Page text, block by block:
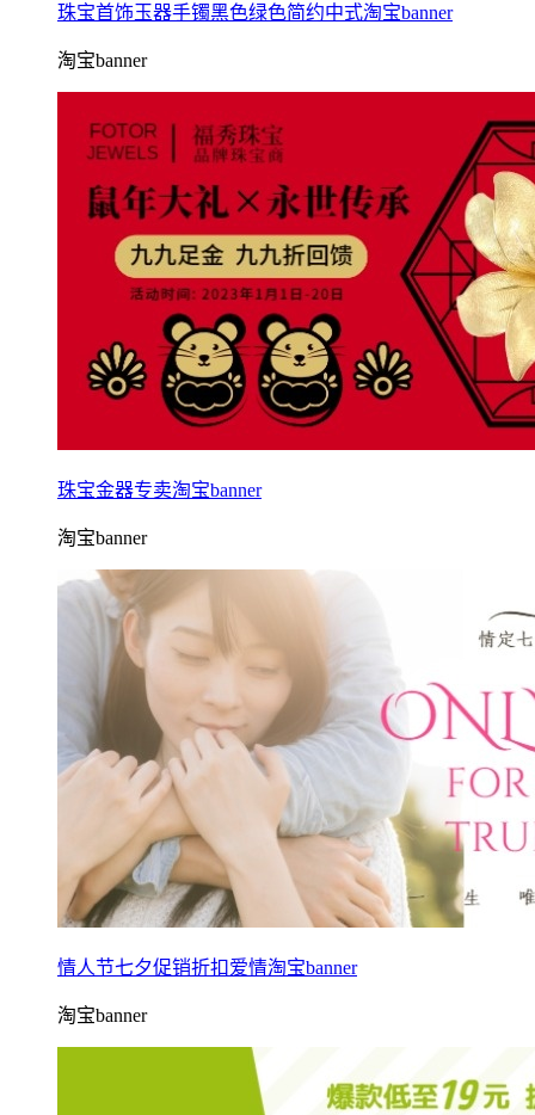
珠宝首饰玉器手镯黑色绿色简约中式淘宝banner
淘宝banner
珠宝金器专卖淘宝banner
淘宝banner
情人节七夕促销折扣爱情淘宝banner
淘宝banner